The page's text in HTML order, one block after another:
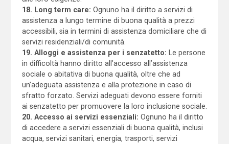
18. Long term care: Ognuno ha il diritto a servizi di
assistenza a lungo termine di buona qualità a prezzi
accessibili, sia in termini di assistenza domiciliare che di
servizi residenziali/di comunità.
19. Alloggi e assistenza per i senzatetto:
Le persone
in difficoltà hanno diritto all’accesso all’assistenza
sociale o abitativa di buona qualità, oltre che ad
un’adeguata assistenza e alla protezione in caso di
sfratto forzato. Servizi adeguati devono essere forniti
ai senzatetto per promuovere la loro inclusione sociale.
20. Accesso ai servizi essenziali: Ognuno ha il diritto
di accedere a servizi essenziali di buona qualità, inclusi
acqua, servizi sanitari, energia, trasporti, servizi